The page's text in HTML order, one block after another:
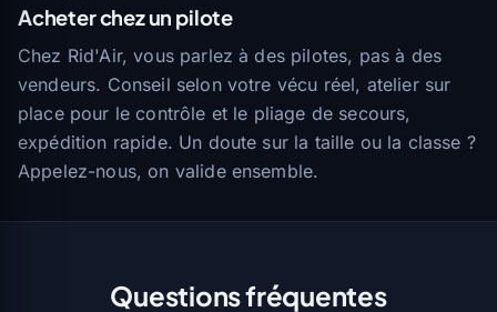
Acheter chez un pilote
Chez Rid'Air, vous parlez à des pilotes, pas à des
vendeurs. Conseil selon votre vécu réel, atelier sur
place pour le contrôle et le pliage de secours,
expédition rapide. Un doute sur la taille ou la classe ?
Appelez-nous, on valide ensemble.
Questions fréquentes